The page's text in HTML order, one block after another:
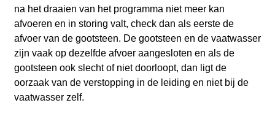
na het draaien van het programma niet meer kan
afvoeren en in storing valt, check dan als eerste de
afvoer van de gootsteen. De gootsteen en de vaatwasser
zijn vaak op dezelfde afvoer aangesloten en als de
gootsteen ook slecht of niet doorloopt, dan ligt de
oorzaak van de verstopping in de leiding en niet bij de
vaatwasser zelf.